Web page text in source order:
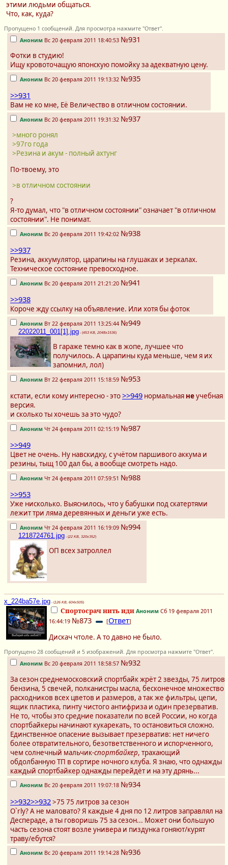
этими людьми общаться.
Что, как, куда?
Пропущено 1 сообщений. Для просмотра нажмите "Ответ".
Аноним Вс 20 февраля 2011 18:40:53 №931
Фотки в студию!
Ищу кровоточащую японскую помойку за адекватную цену.
Аноним Вс 20 февраля 2011 19:13:32 №935
>>931
Вам не ко мне, Её Величество в отличном состоянии.
Аноним Вс 20 февраля 2011 19:31:32 №937
>много ронял
>97го года
>Резина и акум - полный ахтунг
По-твоему, это
>в отличном состоянии
?
Я-то думал, что "в отличном состоянии" означает "в отличном
состоянии". Не понимат.
Аноним Вс 20 февраля 2011 19:42:02 №938
>>937
Резина, аккумулятор, царапины на глушаках и зеркалах.
Техническое состояние превосходное.
Аноним Вс 20 февраля 2011 21:21:20 №941
>>938
Короче жду ссылку на объявление. Или хотя бы фоток
Аноним Вт 22 февраля 2011 13:25:44 №949
22022011_001[1].jpg - (453 KB, 2048x1536)
В гараже темно как в жопе, лучшее что
получилось. А царапины куда меньше, чем я их
запомнил, лол)
Аноним Вт 22 февраля 2011 15:18:59 №953
кстати, если кому интересно - это>>949 нормальная неучебная
версия.
и сколько ты хочешь за это чудо?
Аноним Чт 24 февраля 2011 02:15:19 №987
>>949
Цвет не очень. Ну навскидку, с учётом паршивого аккума и
резины, тыщ 100 дал бы, а вообще смотреть надо.
Аноним Чт 24 февраля 2011 07:59:51 №988
>>953
Уже нисколько. Выяснилось, что у бабушки под скатертями
лежит три ляма деревянных и деньги уже есть.
Аноним Чт 24 февраля 2011 16:19:09 №994
1218724761.jpg - (22 KB, 320x352)
ОП всех затроллел
x_224ba57e.jpg - (126 KB, 604x505)
Спортосрач нить иди Аноним Сб 19 февраля 2011
16:44:19 №873 [Ответ]
Дискач чтоле. А то давно не было.
Пропущено 28 сообщений и 5 изображений. Для просмотра нажмите "Ответ".
Аноним Вс 20 февраля 2011 18:58:57 №932
За сезон среднемосковский спортбайк жрёт 2 звезды, 75 литров
бензина, 5 свечей, полканистры масла, бесконечное множество
расходников всех цветов и размеров, а так же фильтры, цепи,
ящик пластика, пинту чистого антифриза и один презерватив.
Не то, чтобы это средние показатели по всей России, но когда
спортбайкеры начинают кукарекать, то остановиться сложно.
Единственное опасение вызывает презерватив: нет ничего
более отвратительного, безответственного и испорченного,
чем солнечный мальчик-спортбайкер, трахающий
обдолбанную ТП в сортире ночного клуба. Я знаю, что однажды
каждый спортбайкер однажды перейдёт и на эту дрянь...
Аноним Вс 20 февраля 2011 19:07:18 №934
>>932>>932>75 75 литров за сезон
O`rly? А не маловато? Я каждые 4 дня по 12 литров заправлял на
Деспераде, а ты говоришь 75 за сезон... Может они большую
часть сезона стоят возле универа и пиздунка гоняют/курят
траву/ебутся?
Аноним Вс 20 февраля 2011 19:14:28 №936